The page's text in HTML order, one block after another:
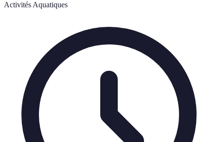
Activités Aquatiques